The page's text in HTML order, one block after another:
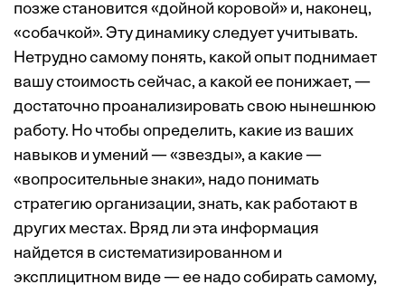
позже становится «дойной коровой» и, наконец,
«собачкой». Эту динамику следует учитывать.
Нетрудно самому понять, какой опыт поднимает
вашу стоимость сейчас, а какой ее понижает, —
достаточно проанализировать свою нынешнюю
работу. Но чтобы определить, какие из ваших
навыков и умений — «звезды», а какие —
«вопросительные знаки», надо понимать
стратегию организации, знать, как работают в
других местах. Вряд ли эта информация
найдется в систематизированном и
эксплицитном виде — ее надо собирать самому,